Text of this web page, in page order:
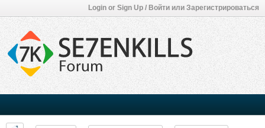
Login or Sign Up / Войти или Зарегистрироваться